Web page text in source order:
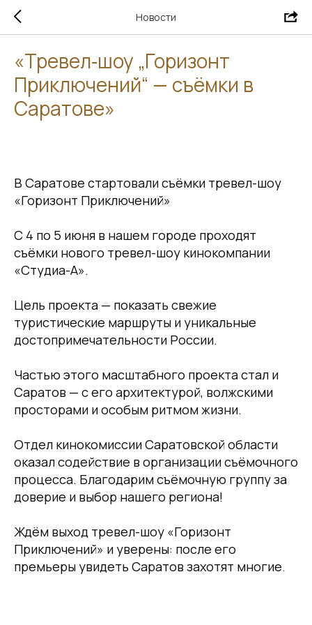
Новости
«Тревел‑шоу „Горизонт
Приключений“ — съёмки в
Саратове»
В Саратове стартовали съёмки тревел-шоу
«Горизонт Приключений»
С 4 по 5 июня в нашем городе проходят
съёмки нового тревел-шоу кинокомпании
«Студиа-А».
Цель проекта — показать свежие
туристические маршруты и уникальные
достопримечательности России.
Частью этого масштабного проекта стал и
Саратов — с его архитектурой, волжскими
просторами и особым ритмом жизни.
Отдел кинокомиссии Саратовской области
оказал содействие в организации съёмочного
процесса. Благодарим съёмочную группу за
доверие и выбор нашего региона!
Ждём выход тревел-шоу «Горизонт
Приключений» и уверены: после его
премьеры увидеть Саратов захотят многие.